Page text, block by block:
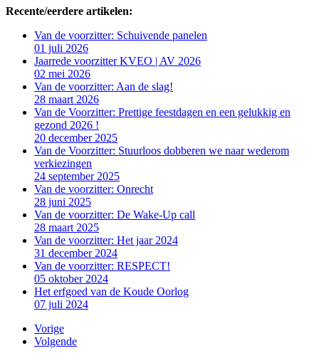
Recente/eerdere artikelen:
Van de voorzitter: Schuivende panelen
01 juli 2026
Jaarrede voorzitter KVEO | AV 2026
02 mei 2026
Van de voorzitter: Aan de slag!
28 maart 2026
Van de Voorzitter: Prettige feestdagen en een gelukkig en
gezond 2026 !
20 december 2025
Van de Voorzitter: Stuurloos dobberen we naar wederom
verkiezingen
24 september 2025
Van de voorzitter: Onrecht
28 juni 2025
Van de voorzitter: De Wake-Up call
28 maart 2025
Van de voorzitter: Het jaar 2024
31 december 2024
Van de voorzitter: RESPECT!
05 oktober 2024
Het erfgoed van de Koude Oorlog
07 juli 2024
Vorige
Volgende